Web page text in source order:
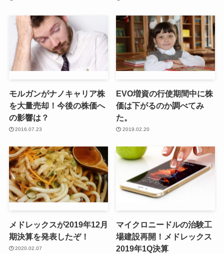
モルガンがナノキャリア株
を大量売却！今後の株価へ
の影響は？
2016.07.23
EVO増資の行使期間中に株
価は下がるのか調べてみ
た。
2019.02.20
メドレックスが2019年12月
期決算を発表したぞ！
2020.02.07
マイクロニードルの治験工
場建設再開！メドレックス
2019年1Q決算